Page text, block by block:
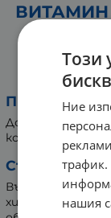
ВИТАМИН
Приложение:
Допринася за
костите,
Състав:
Въглехидратна
Този
Ние
нашия